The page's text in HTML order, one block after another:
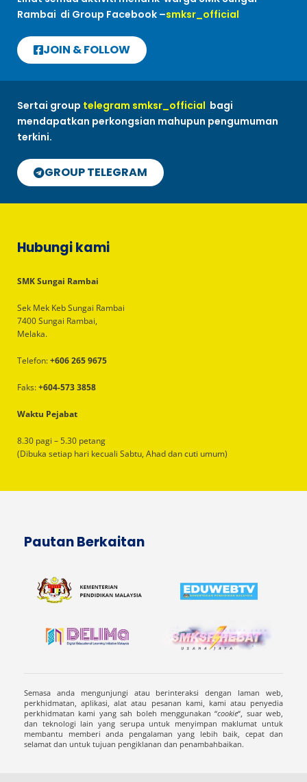
Rambai di Group Facebook –smksr_official
JOIN & FOLLOW
Sertai group telegram smksr_official bagi
mendapatkan perkongsian mahupun pengumuman
terkini.
GROUP TELEGRAM
Hubungi kami
SMK Sungai Rambai
Sek Mek Keb Sungai Rambai
7400 Sungai Rambai,
Melaka.
Telefon:+606 265 9675
Faks:+604-573 3858
Waktu Pejabat
8.30 pagi – 5.30 petang
(Dibuka setiap hari kecuali Sabtu, Ahad dan cuti umum)
Pautan Berkaitan
Semasa anda mengunjungi atau berinteraksi dengan laman web,
perkhidmatan, aplikasi, alat atau pesanan kami, kami atau penyedia
perkhidmatan kami yang sah boleh menggunakan “cookie“, suar web,
dan teknologi lain yang serupa untuk menyimpan maklumat untuk
membantu memberi anda pengalaman yang lebih baik, cepat dan
selamat dan untuk tujuan pengiklanan dan penambahbaikan.